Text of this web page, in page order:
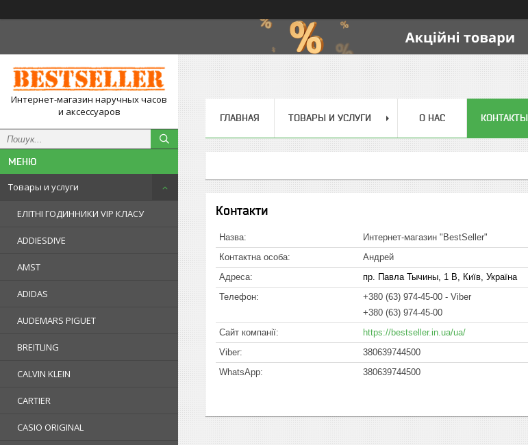
Интернет-магазин наручных часов
и аксессуаров
Товары и услуги
ЕЛІТНІ ГОДИННИКИ VIP КЛАСУ
ADDIESDIVE
AMST
ADIDAS
AUDEMARS PIGUET
BREITLING
CALVIN KLEIN
CARTIER
CASIO ORIGINAL
ГЛАВНАЯ ТОВАРЫ И УСЛУГИ О НАС КОНТАКТЫ
Контакти
Интернет-магазин "BestSeller"
Андрей
пр. Павла Тычины, 1 В, Київ, Україна
+380 (63) 974-45-00
Viber
+380 (63) 974-45-00
https://bestseller.in.ua/ua/
380639744500
380639744500